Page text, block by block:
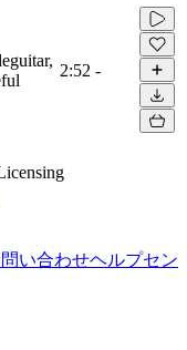
2:52 -
い合わせヘルプセン